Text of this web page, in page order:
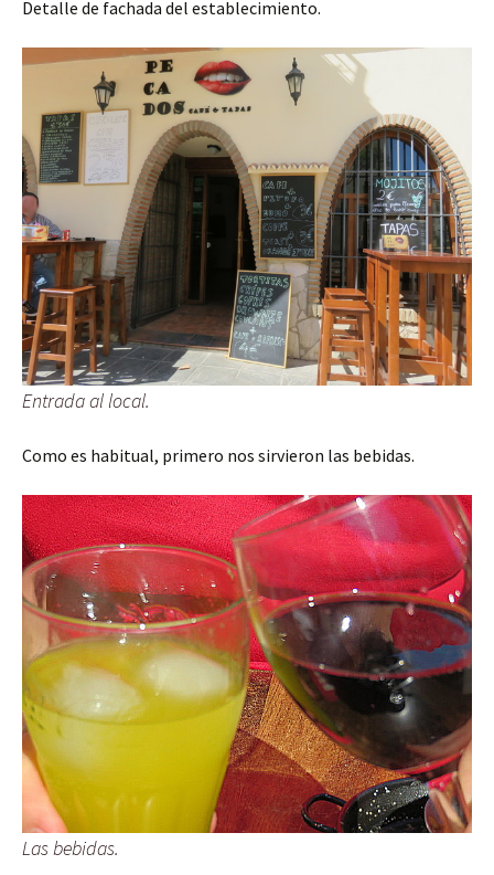
Detalle de fachada del establecimiento.
Entrada al local.
Como es habitual, primero nos sirvieron las bebidas.
Las bebidas.